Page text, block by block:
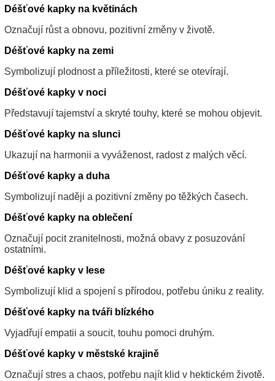
Déšťové kapky na květinách
Označují růst a obnovu, pozitivní změny v životě.
Déšťové kapky na zemi
Symbolizují plodnost a příležitosti, které se otevírají.
Déšťové kapky v noci
Představují tajemství a skryté touhy, které se mohou objevit.
Déšťové kapky na slunci
Ukazují na harmonii a vyváženost, radost z malých věcí.
Déšťové kapky a duha
Symbolizují naději a pozitivní změny po těžkých časech.
Déšťové kapky na oblečení
Označují pocit zranitelnosti, možná obavy z posuzování
ostatními.
Déšťové kapky v lese
Symbolizují klid a spojení s přírodou, potřebu úniku z reality.
Déšťové kapky na tváři blízkého
Vyjadřují empatii a soucit, touhu pomoci druhým.
Déšťové kapky v městské krajině
Označují stres a chaos, potřebu najít klid v hektickém životě.